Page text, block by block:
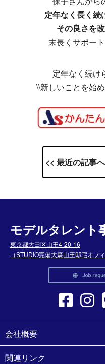
定年なく長く続
その良さを
末長くサポー
定年なく続け
\\新しいことを始
<< 最近の記事へ
モデルタレント
東京都大田区山王4-20-16
（STUDIO完備大森山王邸宅オフィ
会社概要
関連リンク